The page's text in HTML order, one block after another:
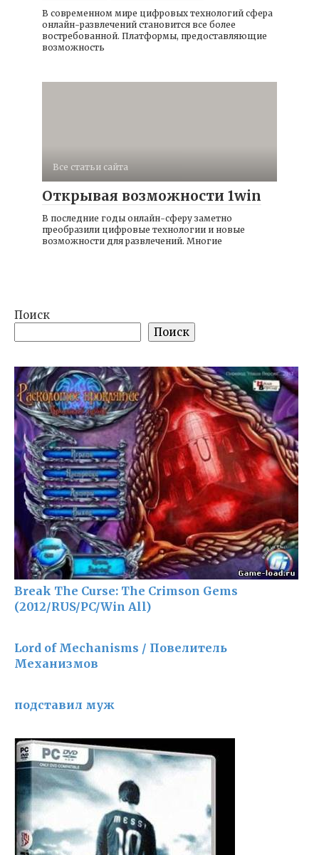
В современном мире цифровых технологий сфера
онлайн-развлечений становится все более
востребованной. Платформы, предоставляющие
возможность
Все статьи сайта
Открывая возможности 1win
В последние годы онлайн-сферу заметно
преобразили цифровые технологии и новые
возможности для развлечений. Многие
Поиск
Поиск
Break The Curse: The Crimson Gems
(2012/RUS/PC/Win All)
Lord of Mechanisms / Повелитель
Механизмов
подставил муж